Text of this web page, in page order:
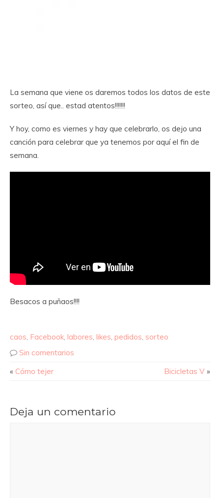
La semana que viene os daremos todos los datos de este
sorteo, así que.. estad atentos!!!!!!!
Y hoy, como es viernes y hay que celebrarlo, os dejo una
canción para celebrar que ya tenemos por aquí el fin de
semana.
Besacos a puñaos!!!!
caos Facebook labores likes pedidos sorteo
Sin comentarios
« Cómo tejer Bicicletas V »
Deja un comentario